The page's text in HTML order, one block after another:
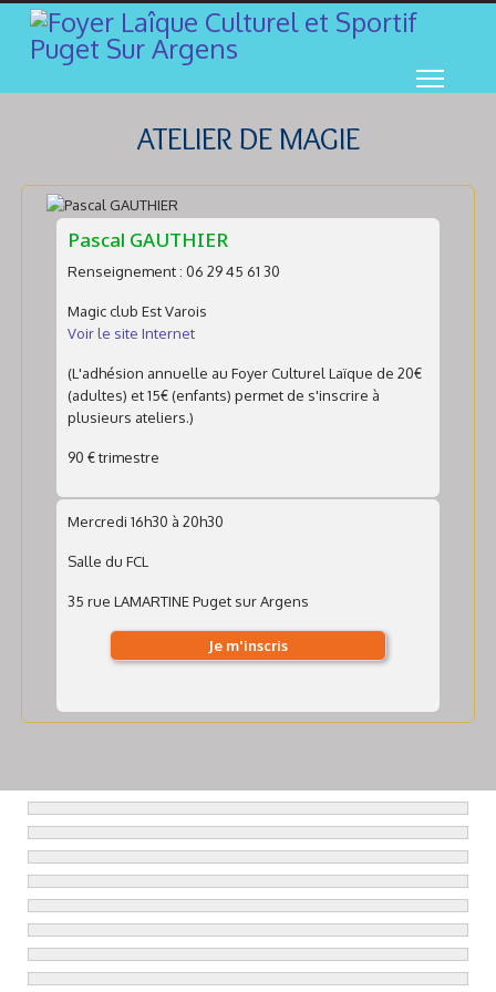
ATELIER DE MAGIE
Pascal GAUTHIER
Renseignement : 06 29 45 61 30
Magic club Est Varois
Voir le site Internet
(L'adhésion annuelle au Foyer Culturel Laïque de 20€
(adultes) et 15€ (enfants) permet de s'inscrire à
plusieurs ateliers.)
90 € trimestre
Mercredi 16h30 à 20h30
Salle du FCL
35 rue LAMARTINE Puget sur Argens
Je m'inscris